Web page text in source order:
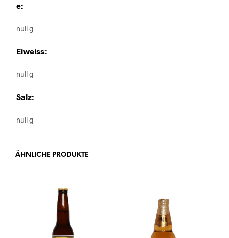
e:
null g
Eiweiss:
null g
Salz:
null g
ÄHNLICHE PRODUKTE